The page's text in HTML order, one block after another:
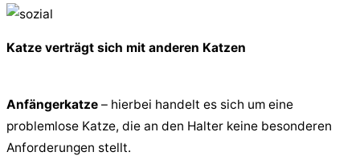
Katze verträgt sich mit anderen Katzen
Anfängerkatze – hierbei handelt es sich um eine
problemlose Katze, die an den Halter keine besonderen
Anforderungen stellt.